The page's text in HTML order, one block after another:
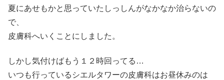
夏にあせもかと思っていたしっしんがなかなか治らないの
で、
皮膚科へいくことにしました。
しかし気付けばもう１２時回ってる…
いつも行っているシエルタワーの皮膚科はお昼休みのは